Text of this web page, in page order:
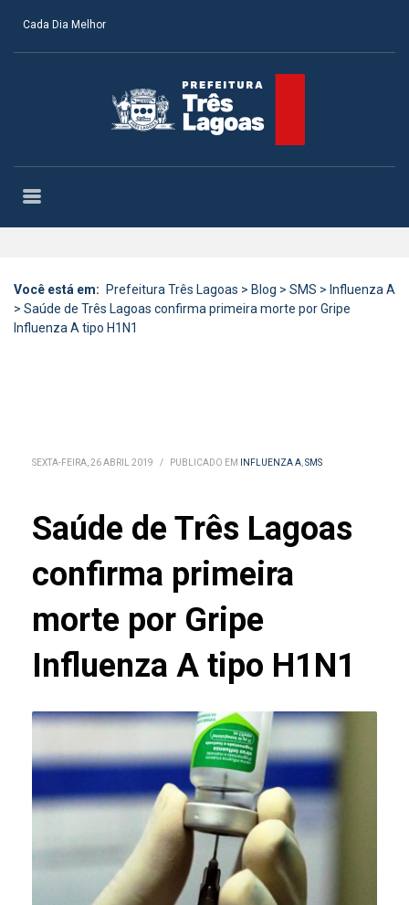
Cada Dia Melhor
Você está em: Prefeitura Três Lagoas > Blog > SMS > Influenza A
> Saúde de Três Lagoas confirma primeira morte por Gripe
Influenza A tipo H1N1
SEXTA-FEIRA, 26 ABRIL 2019 / PUBLICADO EM INFLUENZA A,SMS
Saúde de Três Lagoas
confirma primeira
morte por Gripe
Influenza A tipo H1N1